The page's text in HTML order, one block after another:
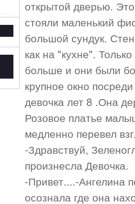
открытой дверью.
стояли маленький
большой сундук.
как на "кухне".
больше и они были
крупное окно
девочка лет 8 .Она
Розовое платье
медленно перевел
-Здравствуй,
произнесла Девочка.
-Привет....-Ангелина
осознала где она